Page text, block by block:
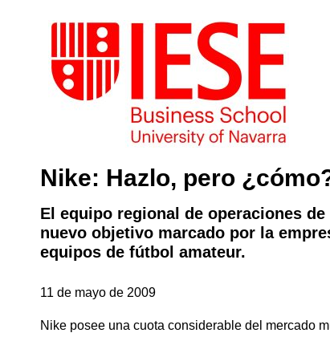
Nike: Hazlo, pero
El equipo regional de operaciones
nuevo objetivo marcado por la
equipos de fútbol amateur.
11 de mayo de 2009
Nike posee una cuota considerable del mercado